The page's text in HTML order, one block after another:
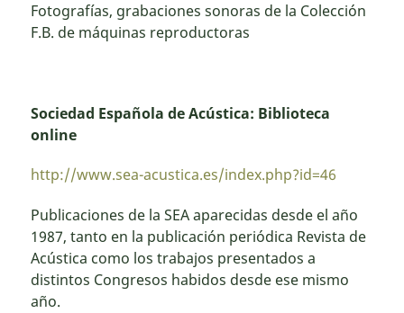
Fotografías, grabaciones sonoras de la Colección
F.B. de máquinas reproductoras
Sociedad Española de Acústica: Biblioteca
online
http://www.sea-acustica.es/index.php?id=46
Publicaciones de la SEA aparecidas desde el año
1987, tanto en la publicación periódica Revista de
Acústica como los trabajos presentados a
distintos Congresos habidos desde ese mismo
año.